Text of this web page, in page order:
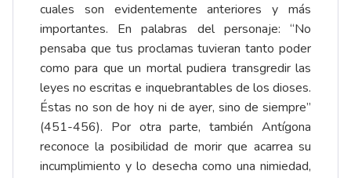
cuales son evidentemente anteriores y más
importantes. En palabras del personaje: “No
pensaba que tus proclamas tuvieran tanto poder
como para que un mortal pudiera transgredir las
leyes no escritas e inquebrantables de los dioses.
Éstas no son de hoy ni de ayer, sino de siempre”
(451-456). Por otra parte, también Antígona
reconoce la posibilidad de morir que acarrea su
incumplimiento y lo desecha como una nimiedad,